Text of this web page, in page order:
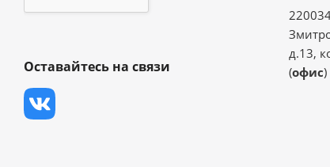
Оставайтесь на связи
д.13,
(офис)